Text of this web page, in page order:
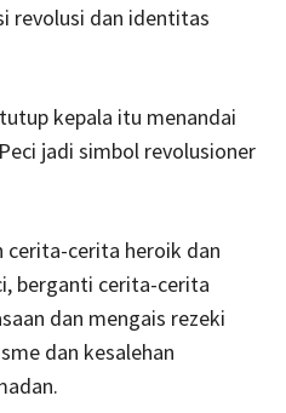
revolusi dan identitas
kepala itu menandai
jadi simbol revolusioner
cerita-cerita heroik dan
berganti cerita-cerita
dan mengais rezeki
dan kesalehan